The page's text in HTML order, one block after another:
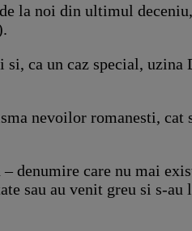
la noi din ultimul
ca un caz special, uzina
nevoilor romanesti, cat
denumire care nu mai
sau au venit greu si s-au